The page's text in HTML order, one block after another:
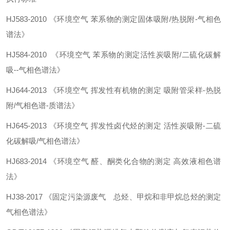
HJ583-2010 《环境空气 苯系物的测定固体吸附/热脱附-气相色
谱法》
HJ584-2010 《环境空气 苯系物的测定活性炭吸附/二硫化碳解
吸--气相色谱法》
HJ644-2013 《环境空气 挥发性有机物的测定 吸附管采样-热脱
附/气相色谱-质谱法》
HJ645-2013 《环境空气 挥发性卤代烃的测定 活性炭吸附-二硫
化碳解吸/气相色谱法》
HJ683-2014 《环境空气 醛、酮类化合物的测定 高效液相色谱
法》
HJ38-2017 《固定污染源废气 总烃、甲烷和非甲烷总烃的测定
气相色谱法》